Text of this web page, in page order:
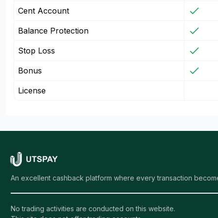
Cent Account
Balance Protection
Stop Loss
Bonus
License
An excellent cashback platform where every transaction
No trading activities are conducted on this website.